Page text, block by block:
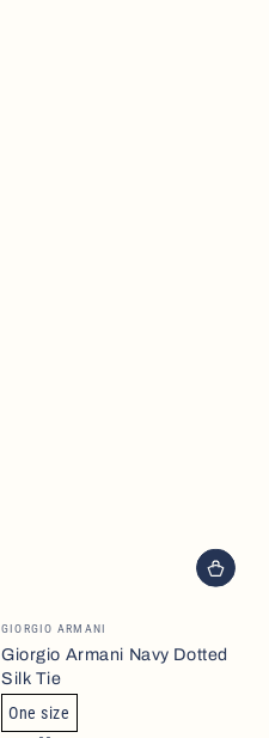
Brand
GIORGIO ARMANI
Giorgio Armani Navy Dotted
Silk Tie
One size